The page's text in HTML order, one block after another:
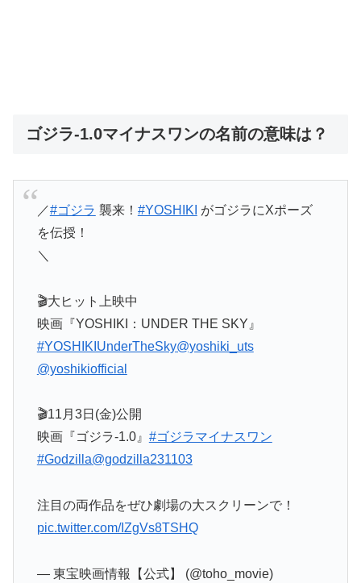
ゴジラ-1.0マイナスワンの名前の意味は？
／#ゴジラ 襲来！ #YOSHIKI がゴジラにXポーズ
を伝授！
＼
🎬大ヒット上映中
映画『YOSHIKI：UNDER THE SKY』
#YOSHIKIUnderTheSky@yoshiki_uts
@yoshikiofficial
🎬11月3日(金)公開
映画『ゴジラ-1.0』 #ゴジラマイナスワン
#Godzilla@godzilla231103
注目の両作品をぜひ劇場の大スクリーンで！
pic.twitter.com/IZgVs8TSHQ
— 東宝映画情報【公式】 (@toho_movie)